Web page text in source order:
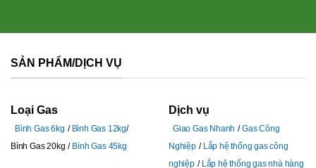
SẢN PHẨM/DỊCH VỤ
Loại Gas
Bình Gas 6kg
Bình Gas 12kg
Bình Gas 20kg
Bình Gas 45kg
Dịch vụ
Giao Gas Nhanh
Gas Công
Nghiệp
Lắp hệ thống gas công
nghiệp
Lắp hệ thống gas nhà hàng